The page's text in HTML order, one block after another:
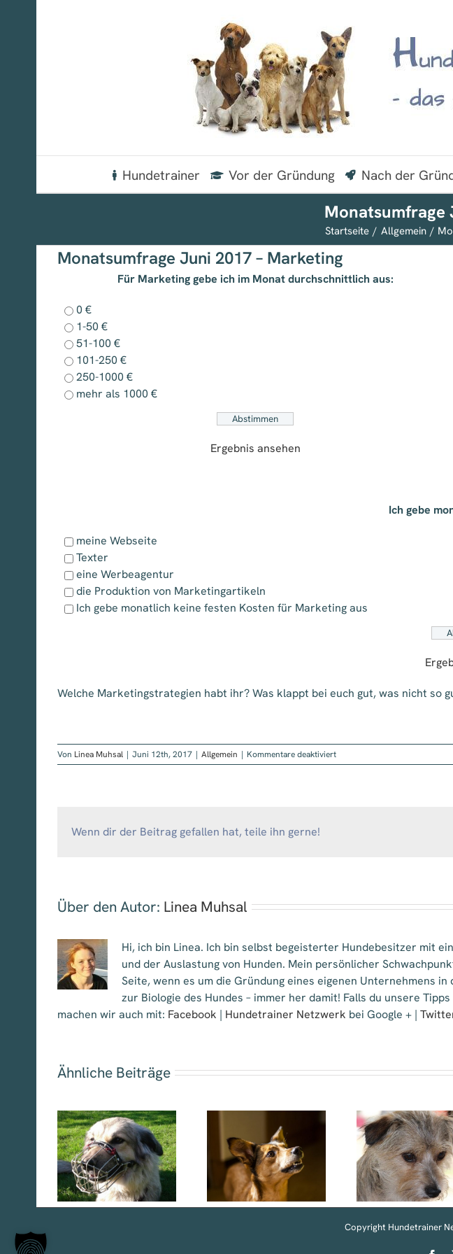
Hundetrainer Vor der Gründung Nach der
Monatsumfrage
Startseite Allgemein
Monatsumfrage Juni 2017 – Marketing
Für Marketing gebe ich im Monat durchschnittlich aus:
0 €
1-50 €
51-100 €
101-250 €
250-1000 €
mehr als 1000 €
Ergebnis ansehen
Ich gebe
meine Webseite
Texter
eine Werbeagentur
die Produktion von Marketingartikeln
Ich gebe monatlich keine festen Kosten für Marketing aus
Welche Marketingstrategien habt ihr? Was klappt bei euch gut, was nicht so
Von Linea Muhsal | Juni 12th, 2017 | Allgemein | Kommentare deaktiviertfür
Monatsumfrage
Wenn dir der Beitrag gefallen hat, teile ihn gerne!
Über den Autor: Linea Muhsal
Hi, ich bin Linea. Ich bin selbst begeisterter Hundebesitzer mit
und der Auslastung von Hunden. Mein persönlicher
Seite, wenn es um die Gründung eines eigenen Unternehmens
zur Biologie des Hundes – immer her damit! Falls du unsere
machen wir auch mit: Facebook | Hundetrainer Netzwerk bei Google + |
Ähnliche Beiträge
Mittelmeerkrankheiten
Hund – ein
Überblick – Teil 2
Mittelmeerkrankheiten
Hund – ein
Überblick – Teil 1
Copyright Hundetrainer